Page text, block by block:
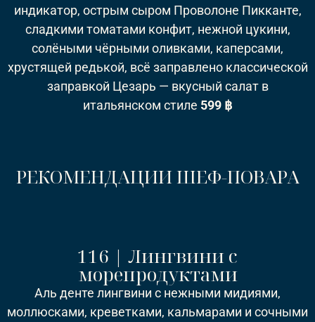
индикатор, острым сыром Проволоне Пикканте,
сладкими томатами конфит, нежной цукини,
солёными чёрными оливками, каперсами,
хрустящей редькой, всё заправлено классической
заправкой Цезарь — вкусный салат в
итальянском стиле 599 ฿
РЕКОМЕНДАЦИИ ШЕФ-ПОВАРА
116 | Лингвини с
морепродуктами
Аль денте лингвини с нежными мидиями,
моллюсками, креветками, кальмарами и сочными